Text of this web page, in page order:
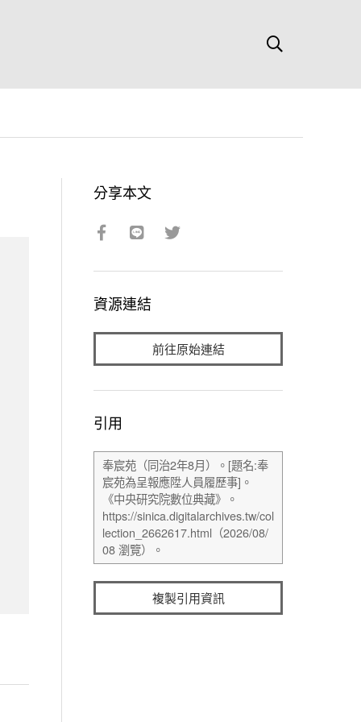
分享本文
資源連結
前往原始連結
引用
複製引用資訊